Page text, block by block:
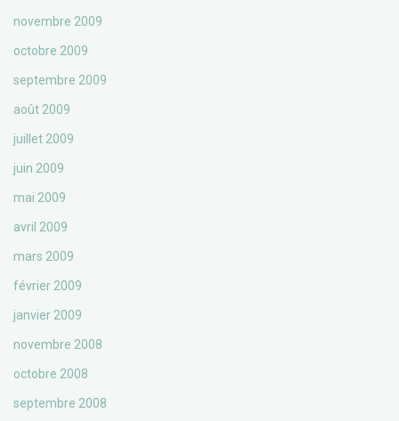
novembre 2009
octobre 2009
septembre 2009
août 2009
juillet 2009
juin 2009
mai 2009
avril 2009
mars 2009
février 2009
janvier 2009
novembre 2008
octobre 2008
septembre 2008